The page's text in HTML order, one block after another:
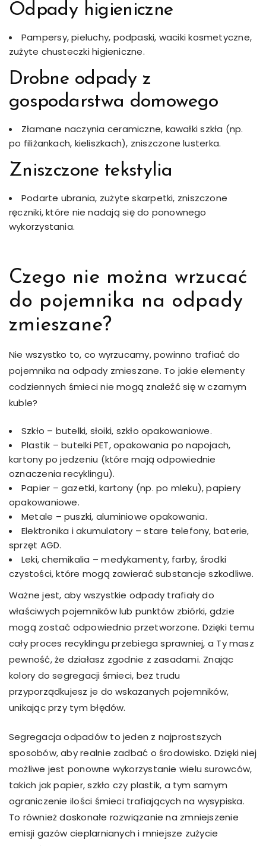
Odpady higieniczne
Pampersy, pieluchy, podpaski, waciki kosmetyczne,
zużyte chusteczki higieniczne.
Drobne odpady z
gospodarstwa domowego
Złamane naczynia ceramiczne, kawałki szkła (np.
po filiżankach, kieliszkach), zniszczone lusterka.
Zniszczone tekstylia
Podarte ubrania, zużyte skarpetki, zniszczone
ręczniki, które nie nadają się do ponownego
wykorzystania.
Czego nie można wrzucać
do pojemnika na odpady
zmieszane?
Nie wszystko to, co wyrzucamy, powinno trafiać do
pojemnika na odpady zmieszane. To jakie elementy
codziennych śmieci nie mogą znaleźć się w czarnym
kuble?
Szkło – butelki, słoiki, szkło opakowaniowe.
Plastik – butelki PET, opakowania po napojach,
kartony po jedzeniu (które mają odpowiednie
oznaczenia recyklingu).
Papier – gazetki, kartony (np. po mleku), papiery
opakowaniowe.
Metale – puszki, aluminiowe opakowania.
Elektronika i akumulatory – stare telefony, baterie,
sprzęt AGD.
Leki, chemikalia – medykamenty, farby, środki
czystości, które mogą zawierać substancje szkodliwe.
Ważne jest, aby wszystkie odpady trafiały do
właściwych pojemników lub punktów zbiórki, gdzie
mogą zostać odpowiednio przetworzone. Dzięki temu
cały proces recyklingu przebiega sprawniej, a Ty masz
pewność, że działasz zgodnie z zasadami. Znając
kolory do segregacji śmieci, bez trudu
przyporządkujesz je do wskazanych pojemników,
unikając przy tym błędów.
Segregacja odpadów to jeden z najprostszych
sposobów, aby realnie zadbać o środowisko. Dzięki niej
możliwe jest ponowne wykorzystanie wielu surowców,
takich jak papier, szkło czy plastik, a tym samym
ograniczenie ilości śmieci trafiających na wysypiska.
To również doskonałe rozwiązanie na zmniejszenie
emisji gazów cieplarnianych i mniejsze zużycie